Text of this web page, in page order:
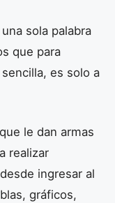
sola palabra
que para
es solo a
le dan armas
realizar
ingresar al
gráficos,